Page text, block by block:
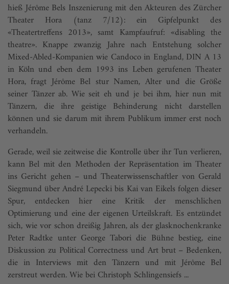
hieß Jérôme Bels Inszenierung mit den Akteuren des Zürcher
Theater Hora (tanz 7/12): ein Gipfelpunkt des
«Theatertreffens 2013», samt Kampfaufruf: «disabling the
theatre». Knappe zwanzig Jahre nach Entstehung solcher
Mixed-Abled-Kompanien wie Candoco in England, DIN A 13
in Köln und eben dem 1993 ins Leben gerufenen Theater
Hora, fragt Jérôme Bel stur Namen, Alter und die Größe
seiner Tänzer ab. Wie seit eh und je bei ihm, hier nun mit
Tänzern, die ihre geistige Behinderung nicht darstellen
können und sie darum mit ihrem Publikum immer erst noch
verhandeln.
Gerade, weil sie zeitweise die Kontrolle über ihr Tun verlieren,
kann Bel mit den Methoden der Repräsentation im Theater
ins Gericht gehen – und Theaterwissenschaftler von Gerald
Siegmund über André Lepecki bis Kai van Eikels folgen dieser
Spur, entdecken hier eine Kritik der menschlichen
Optimierung und eine der eigenen Urteilskraft. Es entzündet
sich, wie vor schon dreißig Jahren, als der glasknochenkranke
Peter Radtke unter George Tabori die Bühne bestieg, eine
Diskussion zu Political Correctness und Art brut – Bedenken,
die in Interviews mit den Tänzern und mit Jérôme Bel
zerstreut werden. Wie bei Christoph Schlingensiefs ...